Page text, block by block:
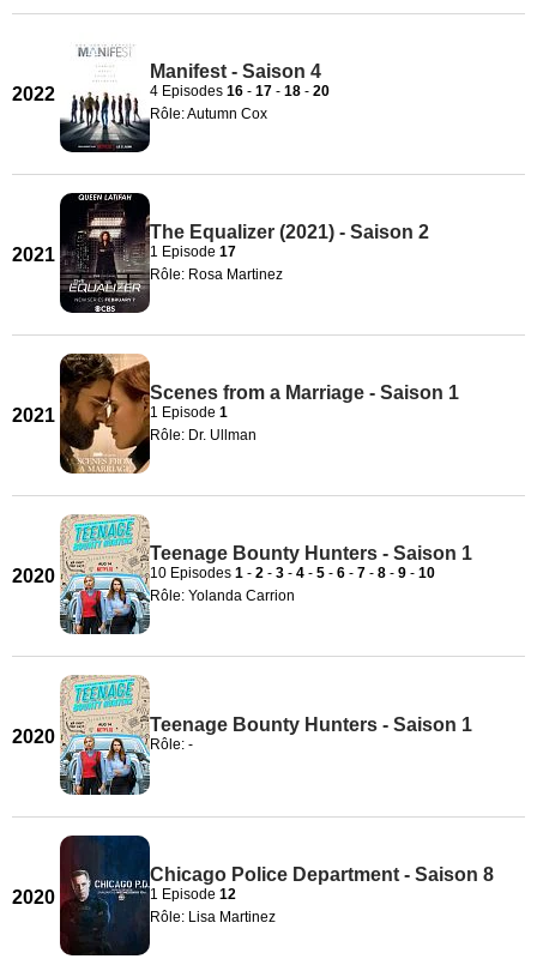
2022
Manifest - Saison 4
4 Episodes 16 - 17 - 18 - 20
Rôle: Autumn Cox
2021
The Equalizer (2021) - Saison 2
1 Episode 17
Rôle: Rosa Martinez
2021
Scenes from a Marriage - Saison 1
1 Episode 1
Rôle: Dr. Ullman
2020
Teenage Bounty Hunters - Saison 1
10 Episodes 1 - 2 - 3 - 4 - 5 - 6 - 7 - 8 - 9 - 10
Rôle: Yolanda Carrion
2020
Teenage Bounty Hunters - Saison 1
Rôle: -
2020
Chicago Police Department - Saison 8
1 Episode 12
Rôle: Lisa Martinez